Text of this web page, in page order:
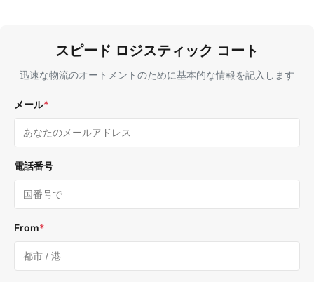
スピード ロジスティック コート
迅速な物流のオートメントのために基本的な情報を記入します
メール*
電話番号
From*